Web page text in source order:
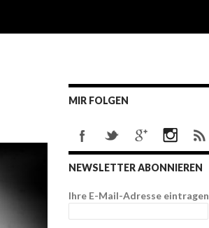
MIR FOLGEN
NEWSLETTER ABONNIEREN
Ihre E-Mail-Adresse eintragen